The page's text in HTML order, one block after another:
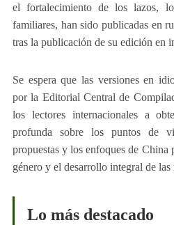
el fortalecimiento de los lazos,
familiares, han sido publicadas en
tras la publicación de su edición en
Se espera que las versiones en
por la Editorial Central de
los lectores internacionales a
profunda sobre los puntos de
propuestas y los enfoques de China
género y el desarrollo integral de
Lo más destacado